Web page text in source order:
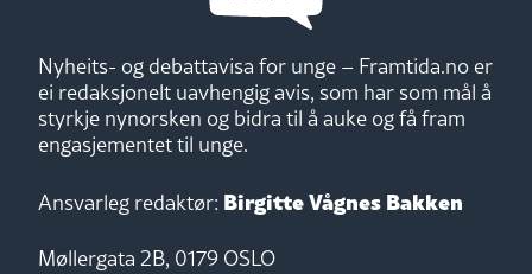
Nyheits- og debattavisa for unge – Framtida.no er
ei redaksjonelt uavhengig avis, som har som mål å
styrkje nynorsken og bidra til å auke og få fram
engasjementet til unge.
Ansvarleg redaktør: Birgitte Vågnes Bakken
Møllergata 2B, 0179 OSLO